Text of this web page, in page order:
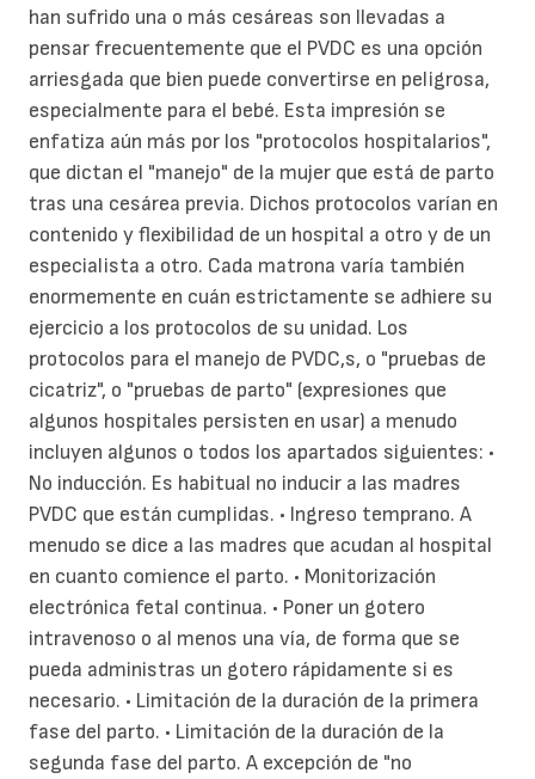
han sufrido una o más cesáreas son llevadas a
pensar frecuentemente que el PVDC es una opción
arriesgada que bien puede convertirse en peligrosa,
especialmente para el bebé. Esta impresión se
enfatiza aún más por los "protocolos hospitalarios",
que dictan el "manejo" de la mujer que está de parto
tras una cesárea previa. Dichos protocolos varían en
contenido y flexibilidad de un hospital a otro y de un
especialista a otro. Cada matrona varía también
enormemente en cuán estrictamente se adhiere su
ejercicio a los protocolos de su unidad. Los
protocolos para el manejo de PVDC,s, o "pruebas de
cicatriz", o "pruebas de parto" (expresiones que
algunos hospitales persisten en usar) a menudo
incluyen algunos o todos los apartados siguientes: •
No inducción. Es habitual no inducir a las madres
PVDC que están cumplidas. • Ingreso temprano. A
menudo se dice a las madres que acudan al hospital
en cuanto comience el parto. • Monitorización
electrónica fetal continua. • Poner un gotero
intravenoso o al menos una vía, de forma que se
pueda administras un gotero rápidamente si es
necesario. • Limitación de la duración de la primera
fase del parto. • Limitación de la duración de la
segunda fase del parto. A excepción de "no